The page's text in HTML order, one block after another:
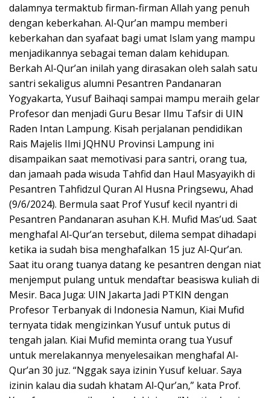
dalamnya termaktub firman-firman Allah yang penuh
dengan keberkahan. Al-Qur’an mampu memberi
keberkahan dan syafaat bagi umat Islam yang mampu
menjadikannya sebagai teman dalam kehidupan.
Berkah Al-Qur’an inilah yang dirasakan oleh salah satu
santri sekaligus alumni Pesantren Pandanaran
Yogyakarta, Yusuf Baihaqi sampai mampu meraih gelar
Profesor dan menjadi Guru Besar Ilmu Tafsir di UIN
Raden Intan Lampung. Kisah perjalanan pendidikan
Rais Majelis Ilmi JQHNU Provinsi Lampung ini
disampaikan saat memotivasi para santri, orang tua,
dan jamaah pada wisuda Tahfid dan Haul Masyayikh di
Pesantren Tahfidzul Quran Al Husna Pringsewu, Ahad
(9/6/2024). Bermula saat Prof Yusuf kecil nyantri di
Pesantren Pandanaran asuhan K.H. Mufid Mas’ud. Saat
menghafal Al-Qur’an tersebut, dilema sempat dihadapi
ketika ia sudah bisa menghafalkan 15 juz Al-Qur’an.
Saat itu orang tuanya datang ke pesantren dengan niat
menjemput pulang untuk mendaftar beasiswa kuliah di
Mesir. Baca Juga: UIN Jakarta Jadi PTKIN dengan
Profesor Terbanyak di Indonesia Namun, Kiai Mufid
ternyata tidak mengizinkan Yusuf untuk putus di
tengah jalan. Kiai Mufid meminta orang tua Yusuf
untuk merelakannya menyelesaikan menghafal Al-
Qur’an 30 juz. “Nggak saya izinin Yusuf keluar. Saya
izinin kalau dia sudah khatam Al-Qur’an,” kata Prof.